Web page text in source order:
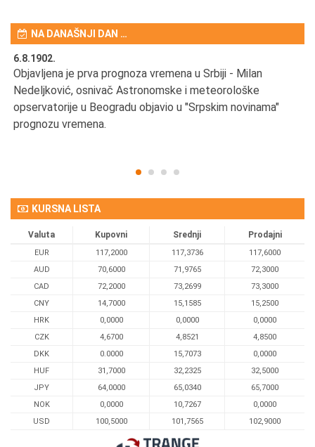
NA DANAŠNJI DAN …
6.8.1902.
Objavljena je prva prognoza vremena u Srbiji - Milan
Nedeljković, osnivač Astronomske i meteorološke
opservatorije u Beogradu objavio u "Srpskim novinama"
prognozu vremena.
KURSNA LISTA
Valuta Kupovni Srednji Prodajni
EUR 117,2000 117,3736
117,6000
AUD
70,6000 71,9765
72,3000
CAD
72,2000 73,2699
73,3000
CNY
14,7000 15,1585
15,2500
HRK
0,0000 0,0000
0,0000
CZK
4,6700 4,8521
4,8500
DKK
0.0000 15,7073
0,0000
HUF
31,7000 32,2325
32,5000
JPY
64,0000 65,0340
65,7000
NOK
0,0000 10,7267
0,0000
USD
100,5000 101,7565 102,9000